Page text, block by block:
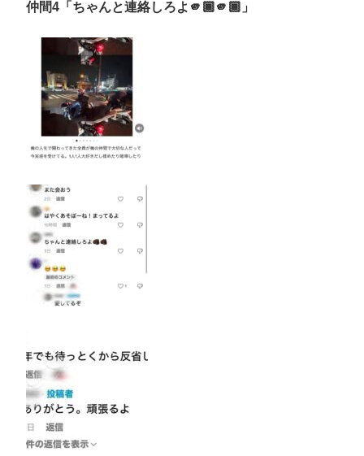
仲間4「ちゃんと連絡しろよ🫵🏾🫵🏾」